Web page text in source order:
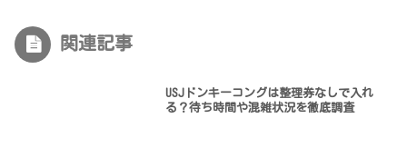
関連記事
USJドンキーコングは整理券なしで入れ
る？待ち時間や混雑状況を徹底調査